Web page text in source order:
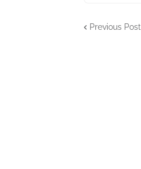
Previous Post